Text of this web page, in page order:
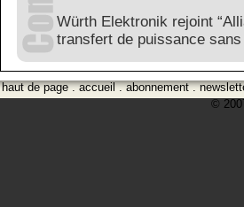
Würth Elektronik rejoint
transfert de puissance
haut de page.accueil.abonnement.
©